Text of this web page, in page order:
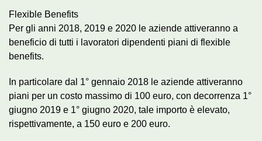
Flexible Benefits
Per gli anni 2018, 2019 e 2020 le aziende attiveranno a
beneficio di tutti i lavoratori dipendenti piani di flexible
benefits.
In particolare dal 1° gennaio 2018 le aziende attiveranno
piani per un costo massimo di 100 euro, con decorrenza 1°
giugno 2019 e 1° giugno 2020, tale importo è elevato,
rispettivamente, a 150 euro e 200 euro.